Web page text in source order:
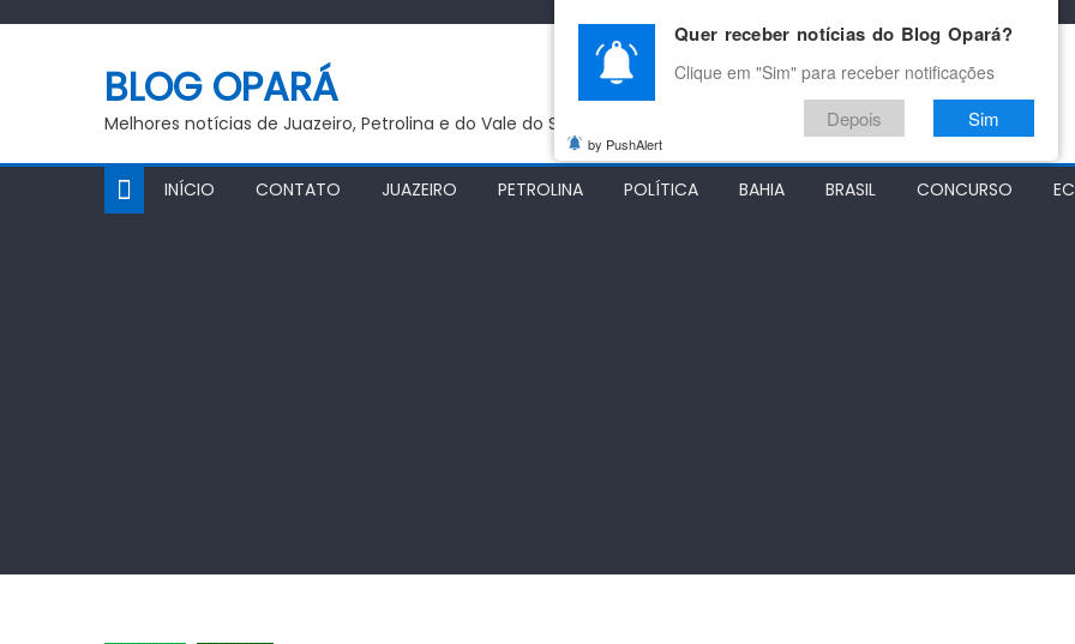
BLOG OPARÁ
Melhores notícias de Juazeiro, Petrolina e do Vale do São Francisco
INÍCIO CONTATO JUAZEIRO PETROLINA POLÍTICA BAHIA BRASIL CONCURSO
Quer receber notícias do Blog Opará?
Clique em "Sim" para receber notificações
Depois Sim
by PushAlert